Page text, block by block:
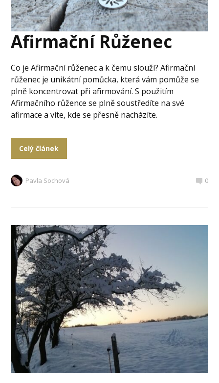
Afirmační Růženec
Co je Afirmační růženec a k čemu slouží? Afirmační
růženec je unikátní pomůcka, která vám pomůže se
plně koncentrovat při afirmování. S použitím
Afirmačního růžence se plně soustředíte na své
afirmace a víte, kde se přesně nacházíte.
Celý článek
Pavla Sochová 0